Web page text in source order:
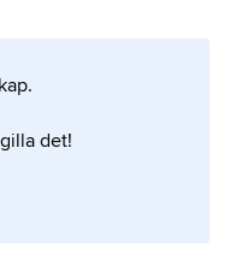
var dock
På basis
arkeologiska
det!